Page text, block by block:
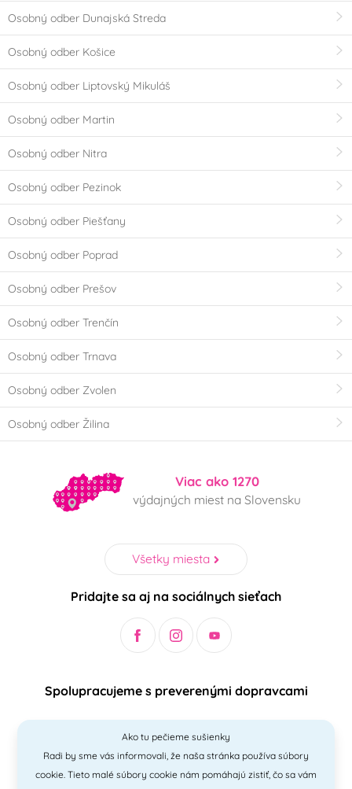
Osobný odber Dunajská Streda
Osobný odber Košice
Osobný odber Liptovský Mikuláš
Osobný odber Martin
Osobný odber Nitra
Osobný odber Pezinok
Osobný odber Piešťany
Osobný odber Poprad
Osobný odber Prešov
Osobný odber Trenčín
Osobný odber Trnava
Osobný odber Zvolen
Osobný odber Žilina
Viac ako 1270
výdajných miest na Slovensku
Všetky miesta
Pridajte sa aj na sociálnych sieťach
Spolupracujeme s preverenými dopravcami
Bezpečný a jednoduchý spôsob platieb
Ako tu pečieme sušienky
Radi by sme vás informovali, že naša stránka používa súbory
cookie. Tieto malé súbory cookie nám pomáhajú zistiť, čo sa vám